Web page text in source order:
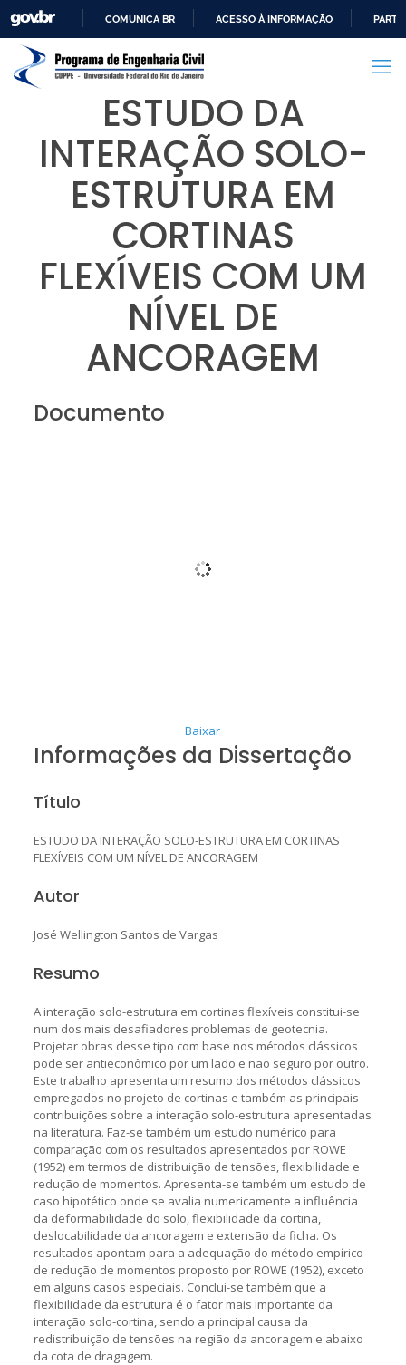
PARA
CONTEÚDO
COMUNICA BR ACESSO À INFORMAÇÃO
ESTUDO DA
INTERAÇÃO SOLO-
ESTRUTURA EM
CORTINAS
FLEXÍVEIS COM UM
NÍVEL DE
ANCORAGEM
Documento
Baixar
Informações da Dissertação
Título
ESTUDO DA INTERAÇÃO SOLO-ESTRUTURA EM CORTINAS
FLEXÍVEIS COM UM NÍVEL DE ANCORAGEM
Autor
José Wellington Santos de Vargas
Resumo
A interação solo-estrutura em cortinas flexíveis constitui-se
num dos mais desafiadores problemas de geotecnia.
Projetar obras desse tipo com base nos métodos clássicos
pode ser antieconômico por um lado e não seguro por outro.
Este trabalho apresenta um resumo dos métodos clássicos
empregados no projeto de cortinas e também as principais
contribuições sobre a interação solo-estrutura apresentadas
na literatura. Faz-se também um estudo numérico para
comparação com os resultados apresentados por ROWE
(1952) em termos de distribuição de tensões, flexibilidade e
redução de momentos. Apresenta-se também um estudo de
caso hipotético onde se avalia numericamente a influência
da deformabilidade do solo, flexibilidade da cortina,
deslocabilidade da ancoragem e extensão da ficha. Os
resultados apontam para a adequação do método empírico
de redução de momentos proposto por ROWE (1952), exceto
em alguns casos especiais. Conclui-se também que a
flexibilidade da estrutura é o fator mais importante da
interação solo-cortina, sendo a principal causa da
redistribuição de tensões na região da ancoragem e abaixo
da cota de dragagem.